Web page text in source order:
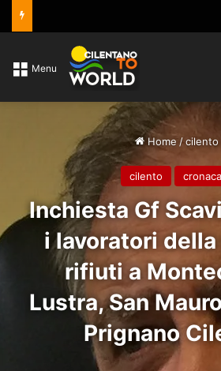
Menu
Home /cilento
cilento cronaca
Inchiesta Gf
i lavoratori
rifiuti a
Lustra, San
Prignano